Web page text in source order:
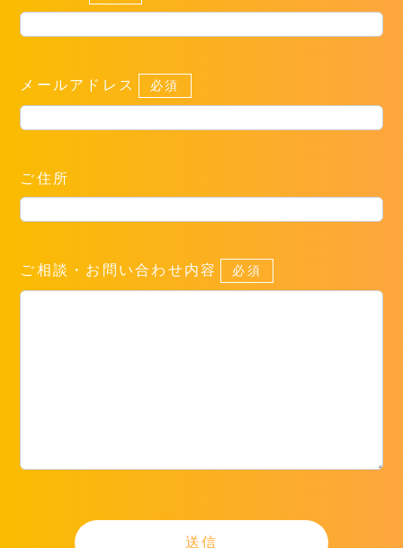
メールアドレス 必須
ご住所
ご相談・お問い合わせ内容 必須